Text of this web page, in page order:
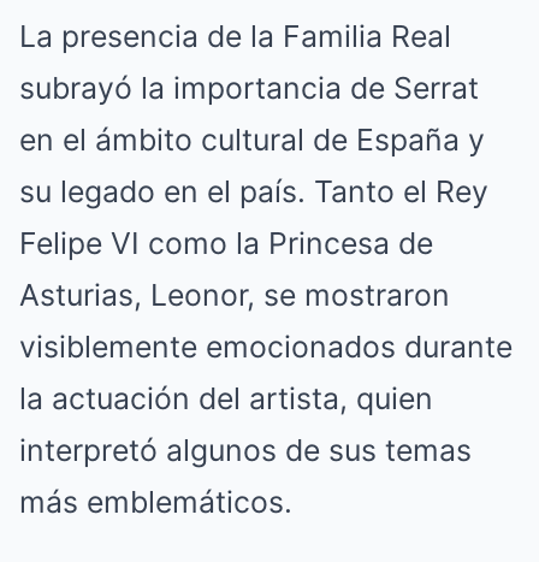
La presencia de la Familia Real
subrayó la importancia de Serrat
en el ámbito cultural de España y
su legado en el país. Tanto el Rey
Felipe VI como la Princesa de
Asturias, Leonor, se mostraron
visiblemente emocionados durante
la actuación del artista, quien
interpretó algunos de sus temas
más emblemáticos.